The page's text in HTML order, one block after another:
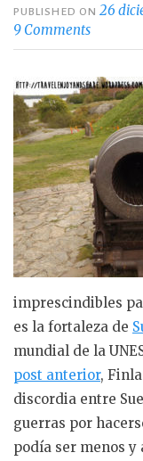
PUBLISHED ON26
9 Comments
imprescindibles
es la fortaleza de
mundial de la
post anterior,
discordia entre
guerras por
podía ser menos